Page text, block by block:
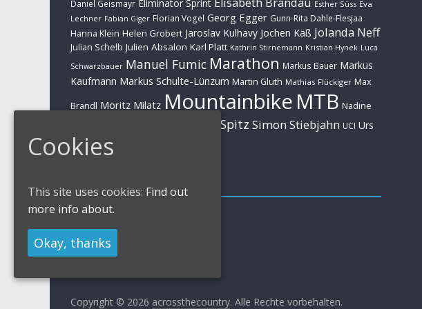
Daniel Geismayr Eliminator Sprint Esther Süss Eva
Lechner Fabian Giger Florian Vogel Georg Egger Gunn-Rita Dahle-Flesjaa
Hanna Klein Helen Grobert Jaroslav Kulhavy Jochen Käß Jolanda Neff
Julian Schelb Julien Absalon Karl Platt Kathrin Stirnemann Kristian Hynek Luca
Schwarzbauer Manuel Fumic Marathon Markus Bauer Markus
Kaufmann Markus Schulte-Lünzum Martin Gluth Mathias Flückiger Max
Brandl Moritz Milatz Mountainbike MTB Nadine
Sabine Spitz Simon Stiebjahn UCI Urs
Huber
Impressum
Impressum / Kontakt
Datenschutzerklärung
Cookies Policy
Copyright © 2026 acrossthecountry. Alle Rechte vorbehalten.
Cookies
This site uses cookies: Find out
more info about.
Okay, thanks